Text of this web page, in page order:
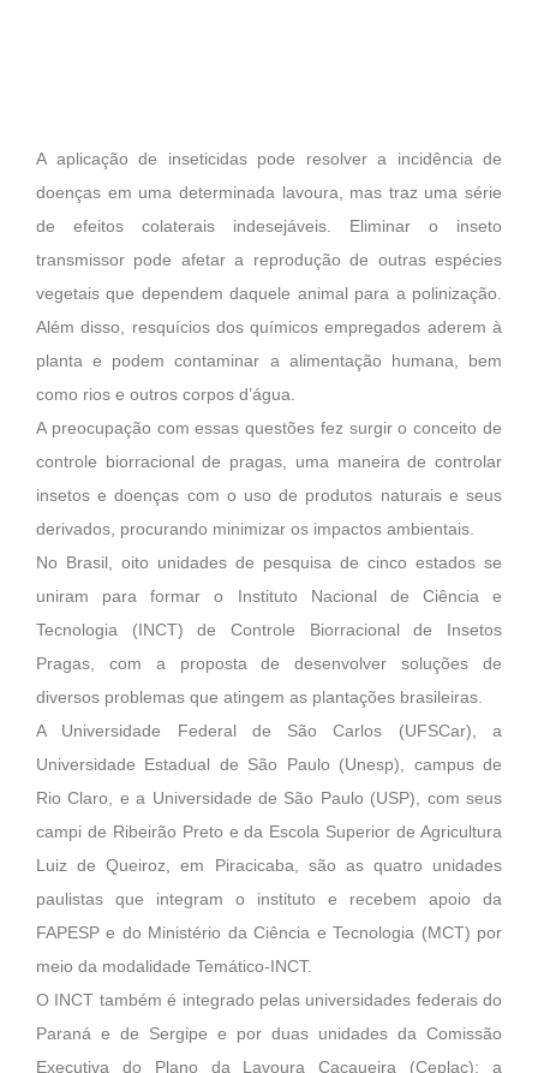
A aplicação de inseticidas pode resolver a incidência de
doenças em uma determinada lavoura, mas traz uma série
de efeitos colaterais indesejáveis. Eliminar o inseto
transmissor pode afetar a reprodução de outras espécies
vegetais que dependem daquele animal para a polinização.
Além disso, resquícios dos químicos empregados aderem à
planta e podem contaminar a alimentação humana, bem
como rios e outros corpos d’água.
A preocupação com essas questões fez surgir o conceito de
controle biorracional de pragas, uma maneira de controlar
insetos e doenças com o uso de produtos naturais e seus
derivados, procurando minimizar os impactos ambientais.
No Brasil, oito unidades de pesquisa de cinco estados se
uniram para formar o Instituto Nacional de Ciência e
Tecnologia (INCT) de Controle Biorracional de Insetos
Pragas, com a proposta de desenvolver soluções de
diversos problemas que atingem as plantações brasileiras.
A Universidade Federal de São Carlos (UFSCar), a
Universidade Estadual de São Paulo (Unesp), campus de
Rio Claro, e a Universidade de São Paulo (USP), com seus
campi de Ribeirão Preto e da Escola Superior de Agricultura
Luiz de Queiroz, em Piracicaba, são as quatro unidades
paulistas que integram o instituto e recebem apoio da
FAPESP e do Ministério da Ciência e Tecnologia (MCT) por
meio da modalidade Temático-INCT.
O INCT também é integrado pelas universidades federais do
Paraná e de Sergipe e por duas unidades da Comissão
Executiva do Plano da Lavoura Cacaueira (Ceplac): a